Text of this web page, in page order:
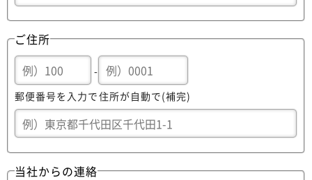
ご住所
-
郵便番号を入力で住所が自動で(補完)
当社からの連絡